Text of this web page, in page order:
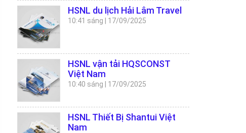
HSNL du lịch Hải Lâm Travel
10:41 sáng 17/09/2025
HSNL vận tải HQSCONST
Việt Nam
10:40 sáng 17/09/2025
HSNL Thiết Bị Shantui Việt
Nam